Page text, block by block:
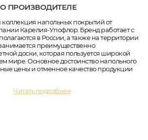
О ПРОИЗВОДИТЕЛЕ
коллекция напольных покрытий от
Карелия-Упофлор. Бренд работает с
в России, а также на территории
преимущественно
доски, которая пользуется широкой
мире. Основное достоинство напольного
цены и отменное качество продукции
Читать подробнее